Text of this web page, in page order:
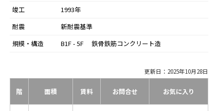
竣工
1993年
耐震
新耐震基準
規模・構造
B1F - 5F 鉄骨鉄筋コンクリート造
更新日：2025年10月28日
階 面積 賃料 お問合せ お気に入り